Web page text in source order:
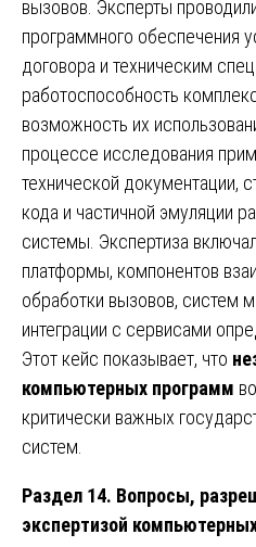
вызовов. Эксперты
программного обеспечения
договора и техническим
работоспособность
возможность их
процессе исследования
технической документации,
кода и частичной эмуляции
системы. Экспертиза
платформы, компонентов
обработки вызовов, систем
интеграции с сервисами
Этот кейс показывает, что
компьютерных программ
критически важных
систем.
Раздел 14. Вопросы,
экспертизой